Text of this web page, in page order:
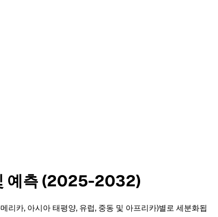
예측 (2025-2032)
리카, 아시아 태평양, 유럽, 중동 및 아프리카)별로 세분화됩